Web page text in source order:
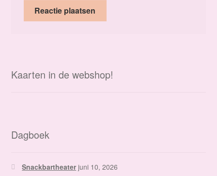
Kaarten in de webshop!
Dagboek
Snackbartheater juni 10, 2026